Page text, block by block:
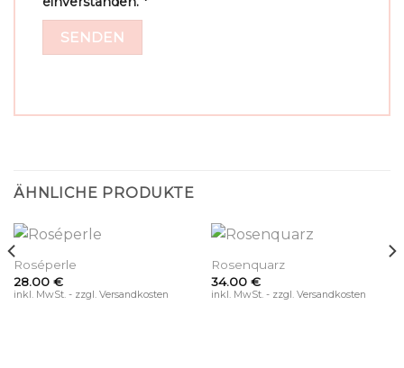
ÄHNLICHE PRODUKTE
Roséperle
28.00 €
inkl. MwSt. - zzgl. Versandkosten
Rosenquarz
34.00 €
inkl. MwSt. - zzgl. Versandkosten